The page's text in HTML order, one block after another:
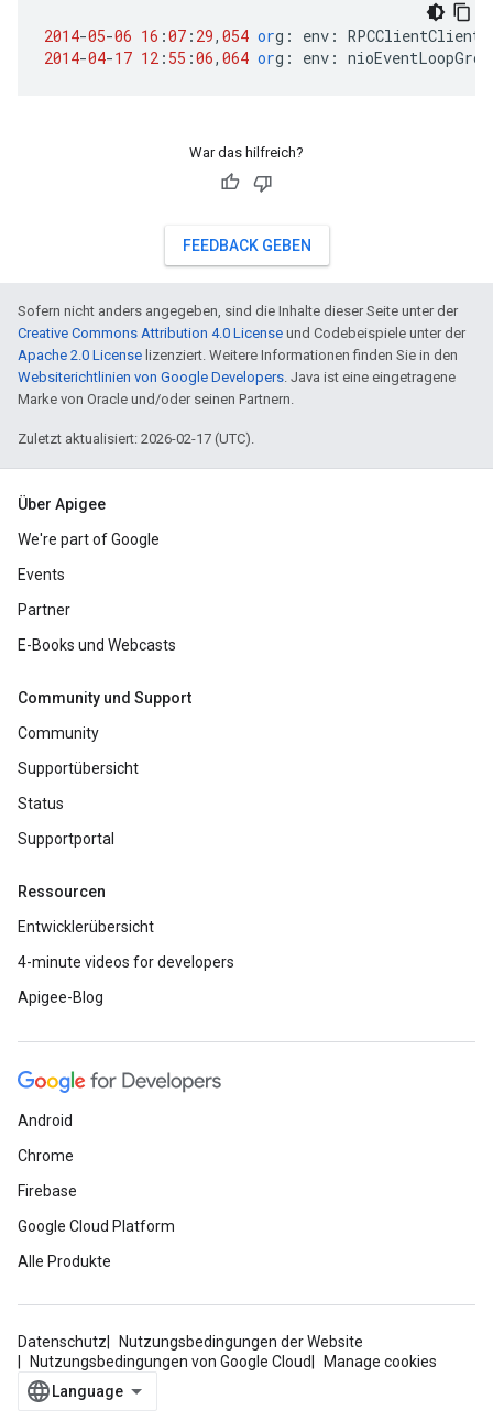
2014-05-06 16 :07 : 29, 054 org : env :
2014-04-17 12 : 55 :06, 064 org : env :
War das hilfreich?
FEEDBACK GEBEN
Sofern nicht anders angegeben, sind die Inhalte dieser Seite unter der
Creative Commons Attribution 4.0 License und Codebeispiele unter der
Apache 2.0 License lizenziert. Weitere Informationen finden Sie in den
Websiterichtlinien von Google Developers. Java ist eine eingetragene
Marke von Oracle und/oder seinen Partnern.
Zuletzt aktualisiert: 2026-02-17 (UTC).
Über Apigee
We're part of Google
Events
Partner
E-Books und Webcasts
Community und Support
Community
Supportübersicht
Status
Supportportal
Ressourcen
Entwicklerübersicht
4-minute videos for developers
Apigee-Blog
Android
Chrome
Firebase
Google Cloud Platform
Alle Produkte
Datenschutz
Nutzungsbedingungen der Website
Nutzungsbedingungen von Google Cloud
Manage cookies